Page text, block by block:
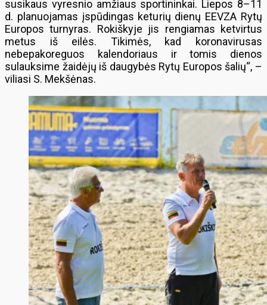
susikaus vyresnio amžiaus sportininkai. Liepos 8–11
d. planuojamas įspūdingas keturių dienų EEVZA Rytų
Europos turnyras. Rokiškyje jis rengiamas ketvirtus
metus iš eilės. Tikimės, kad koronavirusas
nebepakoreguos kalendoriaus ir tomis dienos
sulauksime žaidėjų iš daugybės Rytų Europos šalių“, –
viliasi S. Mekšėnas.